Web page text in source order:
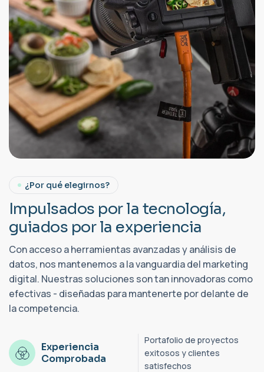
¿Por qué elegirnos?
Impulsados porla tecnología,
guiados por la experiencia
Con acceso a herramientas avanzadas y análisis de
datos, nos mantenemos a la vanguardia del marketing
digital. Nuestras soluciones son tan innovadoras como
efectivas - diseñadas para mantenerte por delante de
la competencia.
Experiencia
Comprobada
Portafolio de proyectos
exitosos y clientes
satisfechos